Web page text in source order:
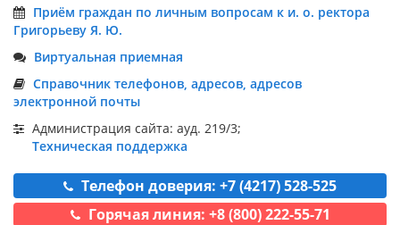
Приём граждан по личным вопросам к и. о. ректора
Григорьеву Я. Ю.
Виртуальная приемная
Справочник телефонов, адресов, адресов
электронной почты
Администрация сайта: ауд. 219/3;
Техническая поддержка
Телефон доверия: +7 (4217) 528-525
Горячая линия: +8 (800) 222-55-71